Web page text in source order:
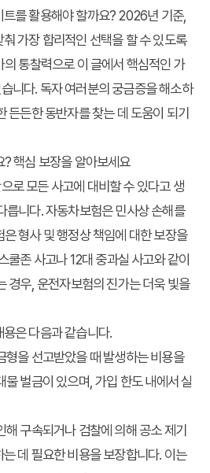
를 활용해야 할까요? 2026년 기준,
가장 합리적인 선택을 할 수 있도록
통찰력으로 이 글에서 핵심적인 가
니다. 독자 여러분의 궁금증을 해소하
든든한 동반자를 찾는 데 도움이 되기
핵심 보장을 알아보세요
로 모든 사고에 대비할 수 있다고 생
릅니다. 자동차보험은 민사상 손해를
형사 및 행정상 책임에 대한 보장을
쿨존 사고나 12대 중과실 사고와 같이
경우, 운전자보험의 진가는 더욱 빛을
은 다음과 같습니다.
형을 선고받았을 때 발생하는 비용을
물 벌금이 있으며, 가입 한도 내에서 실
해 구속되거나 검찰에 의해 공소 제기
데 필요한 비용을 보장합니다. 이는